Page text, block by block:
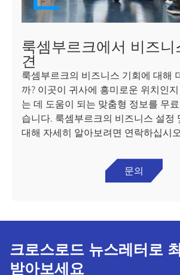
룩셈부르크에서 비즈
견
룩셈부르크의 비즈니스 기회에 대해
까? 이곳이 귀사에 흥미로운 위치인
는 데 도움이 되는 맞춤형 정보를 무
습니다. 룩셈부르크의 비즈니스 설정
대해 자세히 알아보려면 연락하십시
문의
크로스로드 뉴스레터로
받아보세요